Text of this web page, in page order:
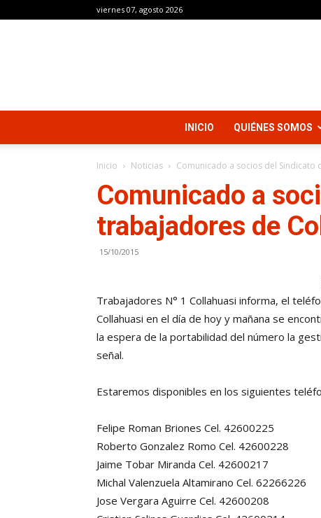
viernes 07, agosto 2026
INICIO QUIÉNES SOMOS
Inicio Noticias Comunicado a socios del
Comunicado a
trabajadores de
15/10/2015
Trabajadores N° 1 Collahuasi informa, el
Collahuasi en el día de hoy y mañana se
la espera de la portabilidad del número la
señal.
Estaremos disponibles en los siguientes
Felipe Roman Briones Cel. 42600225
Roberto Gonzalez Romo Cel. 42600228
Jaime Tobar Miranda Cel. 42600217
Michal Valenzuela Altamirano Cel. 62266226
Jose Vergara Aguirre Cel. 42600208